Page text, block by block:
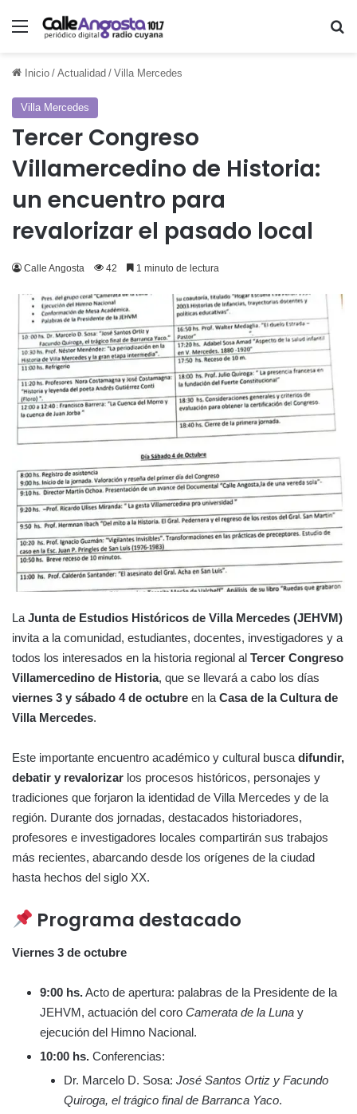
Menú
Inicio / Actualidad / Villa Mercedes
Villa Mercedes
Tercer Congreso
Villamercedino de Historia:
un encuentro para
revalorizar el pasado local
Calle Angosta 42 1 minuto de lectura
La Junta de Estudios Históricos de Villa Mercedes (JEHVM)
invita a la comunidad, estudiantes, docentes, investigadores y a
todos los interesados en la historia regional al Tercer Congreso
Villamercedino de Historia, que se llevará a cabo los días
viernes 3 y sábado 4 de octubre en la Casa de la Cultura de
Villa Mercedes.
Este importante encuentro académico y cultural busca difundir,
debatir y revalorizar los procesos históricos, personajes y
tradiciones que forjaron la identidad de Villa Mercedes y de la
región. Durante dos jornadas, destacados historiadores,
profesores e investigadores locales compartirán sus trabajos
más recientes, abarcando desde los orígenes de la ciudad
hasta hechos del siglo XX.
Programa destacado
Viernes 3 de octubre
9:00 hs.Acto de apertura: palabras de la Presidente de la
JEHVM, actuación del coro Camerata de la Luna y
ejecución del Himno Nacional.
10:00 hs. Conferencias:
Dr. Marcelo D. Sosa: José Santos Ortiz y Facundo
Quiroga, el trágico final de Barranca Yaco.